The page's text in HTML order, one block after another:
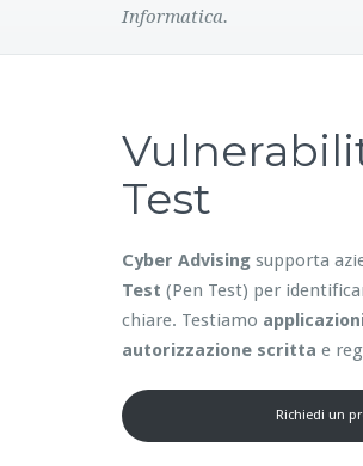
Informatica.
Test
Cyber Advising supporta
Test (Pen Test) per
chiare. Testiamo
autorizzazione scritta e
Richiedi un